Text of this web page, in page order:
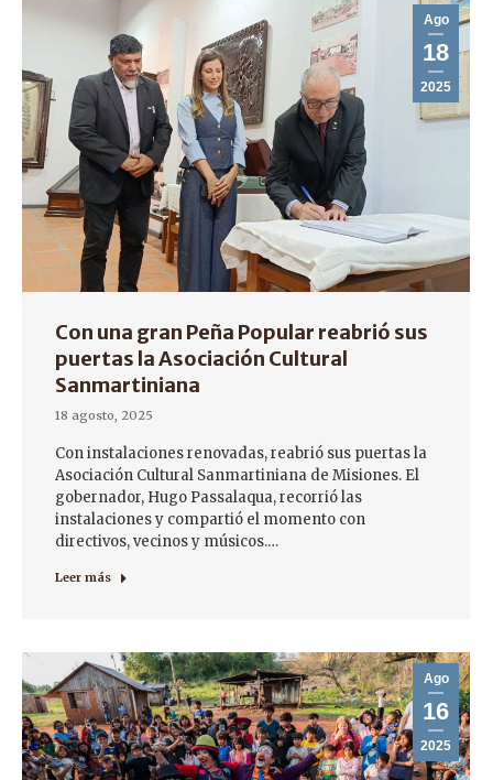
Ago
18
2025
Con una gran Peña Popular reabrió sus
puertas la Asociación Cultural
Sanmartiniana
18 agosto, 2025
Con instalaciones renovadas, reabrió sus puertas la
Asociación Cultural Sanmartiniana de Misiones. El
gobernador, Hugo Passalaqua, recorrió las
instalaciones y compartió el momento con
directivos, vecinos y músicos.…
Leer más
Ago
16
2025